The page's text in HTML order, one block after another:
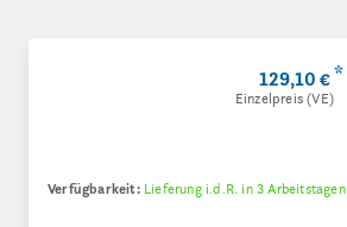
129,10 €*
Einzelpreis (VE)
Verfügbarkeit: Lieferung i.d.R. in 3 Arbeitstagen